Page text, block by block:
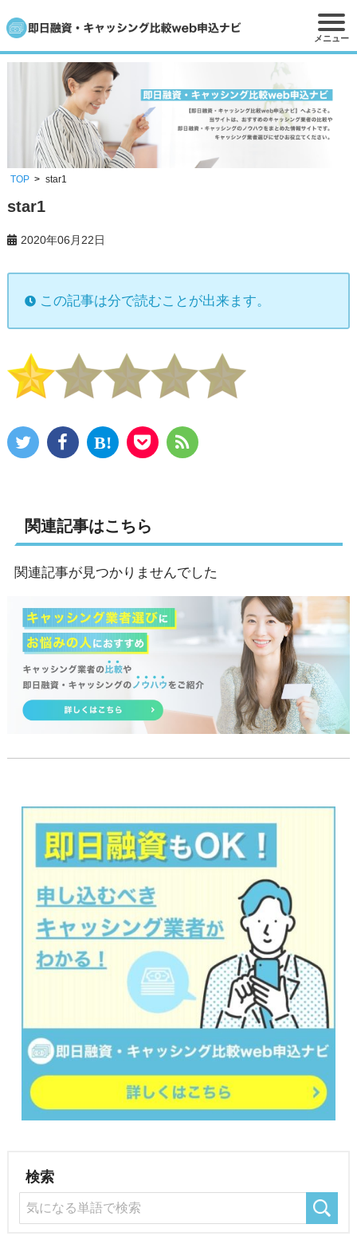
メニュー
TOP star1
star1
2020年06月22日
この記事は分で読むことが出来ます。
関連記事はこちら
関連記事が見つかりませんでした
検索